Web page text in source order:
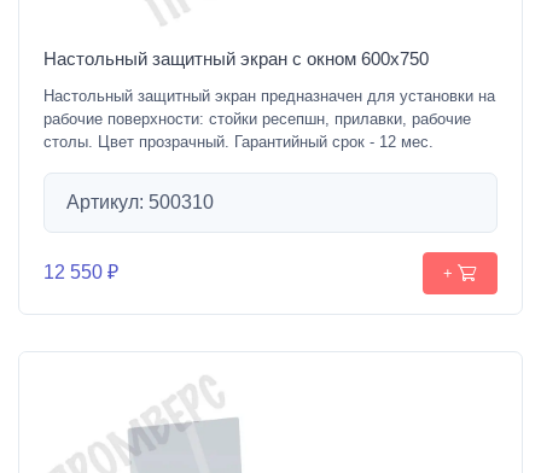
Настольный защитный экран с окном 600х750
Настольный защитный экран предназначен для установки на
рабочие поверхности: стойки ресепшн, прилавки, рабочие
столы. Цвет прозрачный. Гарантийный срок - 12 мес.
Артикул: 500310
12 550 ₽ +